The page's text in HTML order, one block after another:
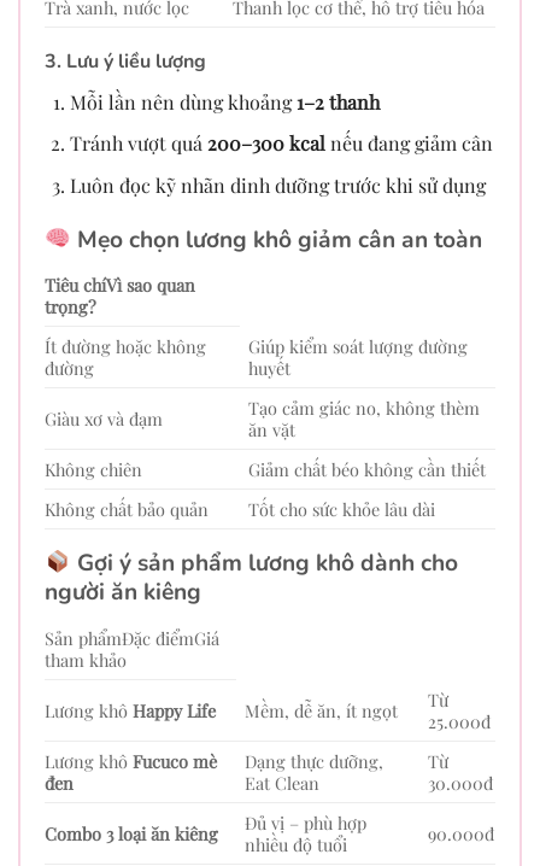
Trà xanh, nước lọc
Thanh lọc cơ thể, hỗ trợ tiêu hóa
3. Lưu ý liều lượng
Mỗi lần nên dùng khoảng1–2 thanh
Tránh vượt quá200–300 kcalnếu đang giảm cân
Luôn đọc kỹ nhãn dinh dưỡng trước khi sử dụng
Mẹo chọn lương khô giảm cân an toàn
Tiêu chíVì sao quan
trọng?
Ít đường hoặc không
đường
Giúp kiểm soát lượng đường
huyết
Giàu xơ và đạm
Tạo cảm giác no, không thèm
ăn vặt
Không chiên
Giảm chất béo không cần thiết
Không chất bảo quản
Tốt cho sức khỏe lâu dài
Gợi ý sản phẩm lương khô dành cho
người ăn kiêng
Sản phẩmĐặc điểmGiá
tham khảo
Lương khô Happy Life Mềm, dễ ăn, ít ngọt
Từ
25.000đ
Lương khô Fucuco mè
đen
Dạng thực dưỡng,
Eat Clean
Từ
30.000đ
Combo 3 loại ăn kiêng
Đủ vị – phù hợp
nhiều độ tuổi
90.000đ